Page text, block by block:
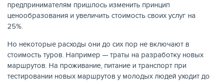
предпринимателям пришлось изменить принцип
ценообразования и увеличить стоимость своих услуг на
25%.
Но некоторые расходы они до сих пор не включают в
стоимость туров. Например — траты на разработку новых
маршрутов. На проживание, питание и транспорт при
тестировании новых маршрутов у молодых людей уходит до